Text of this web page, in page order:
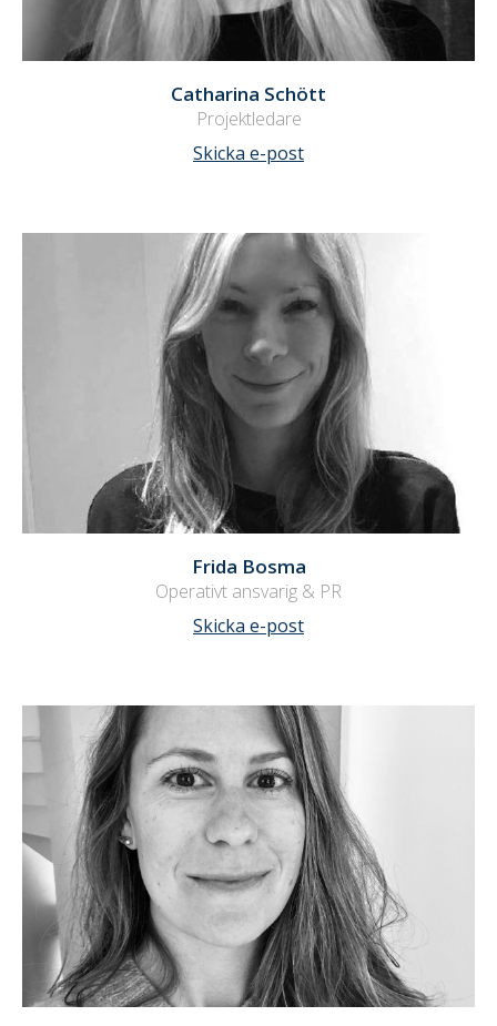
Catharina Schött
Projektledare
Skicka e-post
Frida Bosma
Operativt ansvarig & PR
Skicka e-post